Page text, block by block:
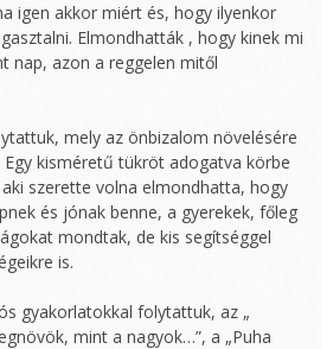
igen akkor miért és, hogy ilyenkor
Elmondhatták , hogy kinek mi
nap, azon a reggelen mitől
mely az önbizalom növelésére
kisméretű tükröt adogatva körbe
szerette volna elmondhatta, hogy
és jónak benne, a gyerekek, főleg
mondtak, de kis segítséggel
is.
gyakorlatokkal folytattuk, az „
mint a nagyok…”, a „Puha